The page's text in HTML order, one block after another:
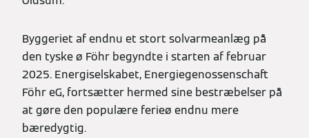
Byggeriet af endnu et stort solvarmeanlæg på
den tyske ø Föhr begyndte i starten af februar
2025. Energiselskabet, Energiegenossenschaft
Föhr eG, fortsætter hermed sine bestræbelser på
at gøre den populære ferieø endnu mere
bæredygtig.